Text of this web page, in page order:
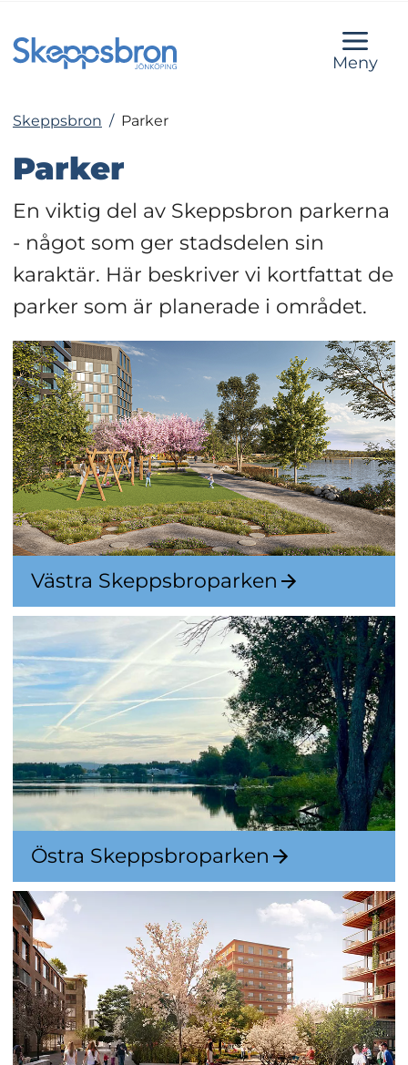
Meny
Skeppsbron / Parker
Parker
En viktig del av Skeppsbron parkerna
- något som ger stadsdelen sin
karaktär. Här beskriver vi kortfattat de
parker som är planerade i området.
Västra Skeppsbroparken
Östra Skeppsbroparken